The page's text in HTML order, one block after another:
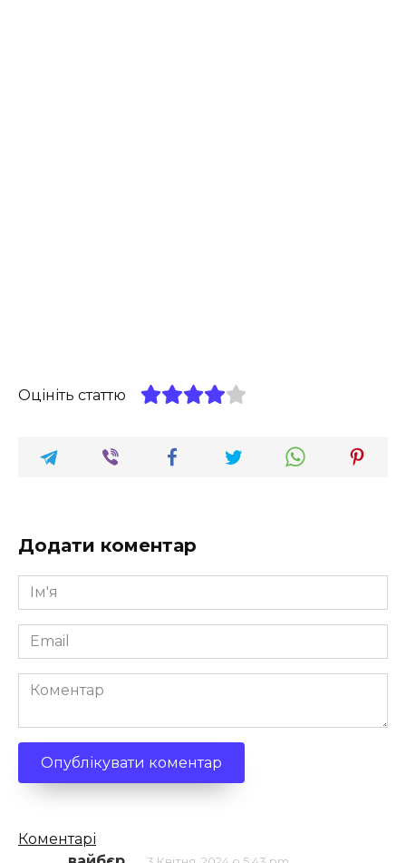
Оцініть статтю
Додати коментар
Ім'я
*
Email
*
Коментар
Кількість
Коментарі